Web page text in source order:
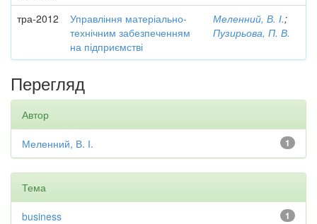
тра-2012
Управління матеріально-
технічним забезпеченням
на підприємстві
Меленний, В. І.;
Пузирьова, П. В.
Перегляд
Автор
1
Меленний, В. І.
Тема
1
business